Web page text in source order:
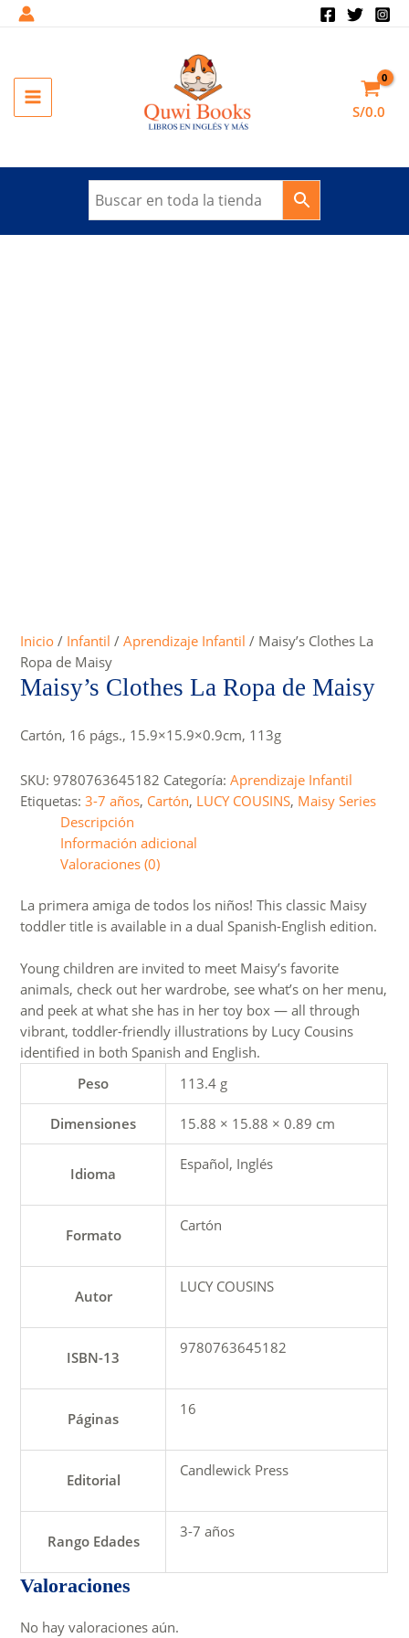
MAIN
S/0.0
Inicio / Infantil /Aprendizaje Infantil / Maisy’s Clothes La
Ropa de Maisy
Maisy’s Clothes La Ropa de Maisy
Cartón, 16 págs., 15.9×15.9×0.9cm, 113g
SKU:9780763645182 Categoría:Aprendizaje Infantil
Etiquetas:3-7 años, Cartón, LUCY COUSINS, Maisy Series
Descripción
Información adicional
Valoraciones (0)
La primera amiga de todos los niños! This classic Maisy
toddler title is available in a dual Spanish-English edition.
Young children are invited to meet Maisy’s favorite
animals, check out her wardrobe, see what’s on her menu,
and peek at what she has in her toy box — all through
vibrant, toddler-friendly illustrations by Lucy Cousins
identified in both Spanish and English.
Peso
113.4 g
Dimensiones 15.88 × 15.88 × 0.89 cm
Idioma
Español, Inglés
Formato
Cartón
Autor
LUCY COUSINS
ISBN-13
9780763645182
Páginas
16
Editorial
Candlewick Press
Rango Edades
3-7 años
Valoraciones
No hay valoraciones aún.